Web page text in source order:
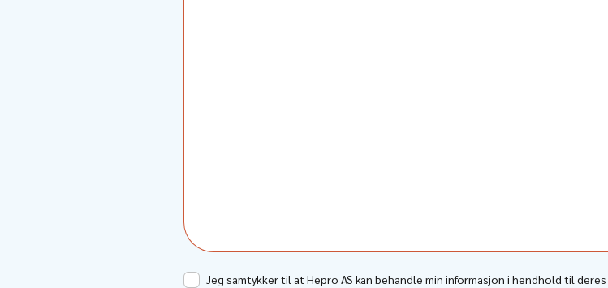
Jeg samtykker til at Hepro AS kan behandle min informasjon i hendhold til deres